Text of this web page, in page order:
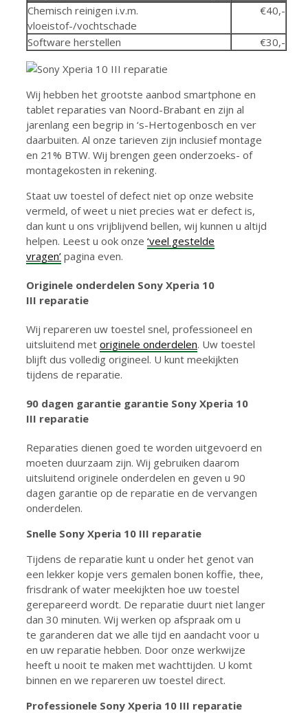
Chemisch reinigen i.v.m.
vloeistof-/vochtschade
€40,-
Software herstellen €30,-
Wij hebben het grootste aanbod smartphone en
tablet reparaties van Noord-Brabant en zijn al
jarenlang een begrip in ‘s-Hertogenbosch en ver
daarbuiten. Al onze tarieven zijn inclusief montage
en 21% BTW. Wij brengen geen onderzoeks- of
montagekosten in rekening.
Staat uw toestel of defect niet op onze website
vermeld, of weet u niet precies wat er defect is,
dan kunt u ons vrijblijvend bellen, wij kunnen u altijd
helpen. Leest u ook onze ‘veel gestelde
vragen’ pagina even.
Originele onderdelen Sony Xperia 10
III reparatie
Wij repareren uw toestel snel, professioneel en
uitsluitend met originele onderdelen. Uw toestel
blijft dus volledig origineel. U kunt meekijkten
tijdens de reparatie.
90 dagen garantie garantie Sony Xperia 10
III reparatie
Reparaties dienen goed te worden uitgevoerd en
moeten duurzaam zijn. Wij gebruiken daarom
uitsluitend originele onderdelen en geven u 90
dagen garantie op de reparatie en de vervangen
onderdelen.
Snelle Sony Xperia 10 III reparatie
Tijdens de reparatie kunt u onder het genot van
een lekker kopje vers gemalen bonen koffie, thee,
frisdrank of water meekijkten hoe uw toestel
gerepareerd wordt. De reparatie duurt niet langer
dan 30 minuten. Wij werken op afspraak om u
te garanderen dat we alle tijd en aandacht voor u
en uw reparatie hebben. Door onze werkwijze
heeft u nooit te maken met wachttijden. U komt
binnen en we repareren uw toestel direct.
Professionele Sony Xperia 10 III reparatie